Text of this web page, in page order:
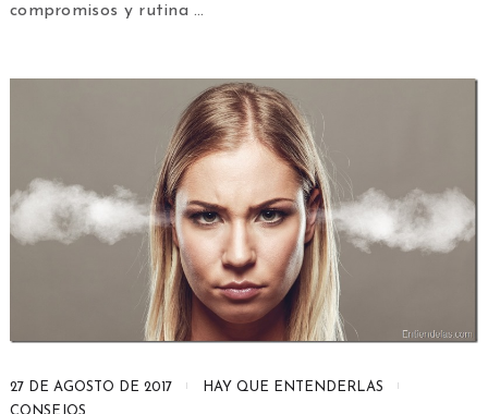
compromisos y rutina …
27 DE AGOSTO DE 2017
HAY QUE ENTENDERLAS
CONSEJOS